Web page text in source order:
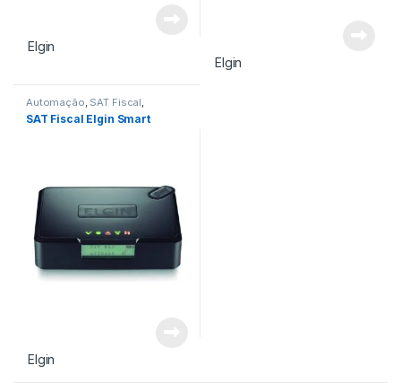
Elgin
Elgin
Automação, SAT Fiscal,
Tecnologia Fiscal
SAT Fiscal Elgin Smart
Elgin